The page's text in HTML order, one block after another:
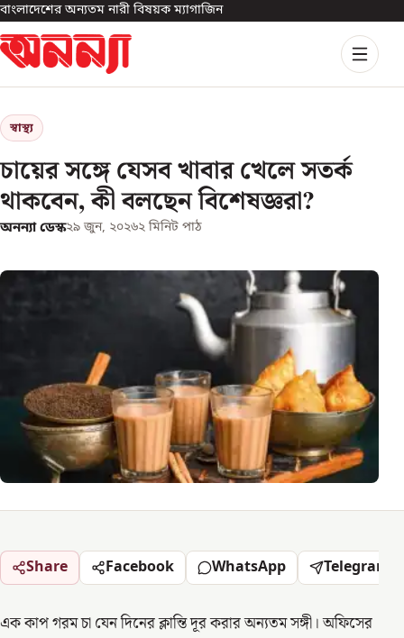
বাংলাদেশের অন্যতম নারী বিষয়ক ম্যাগাজিন
স্বাস্থ্য
চায়ের সঙ্গে যেসব খাবার খেলে সতর্ক
থাকবেন, কী বলছেন বিশেষজ্ঞরা?
অনন্যা ডেস্ক২৯ জুন, ২০২৬২ মিনিট পাঠ
Share Facebook WhatsApp Telegram
এক কাপ গরম চা যেন দিনের ক্লান্তি দূর করার অন্যতম সঙ্গী। অফিসের